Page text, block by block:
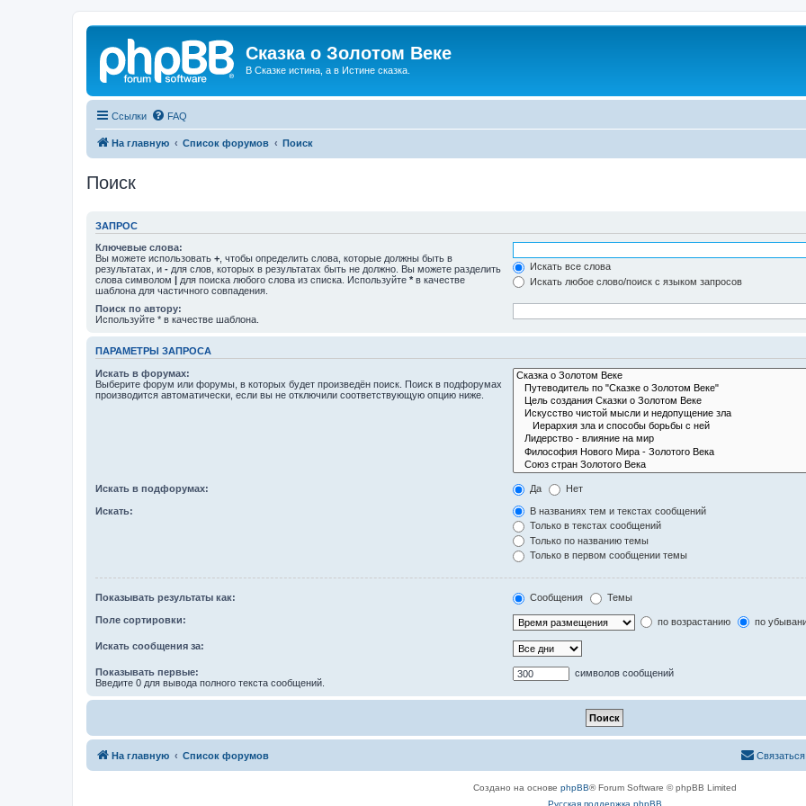
Сказка о Золотом Веке
В Сказке истина, а в Истине сказка.
Ссылки FAQ
На главную Список форумов Поиск
Поиск
ЗАПРОС
Ключевые слова:
Вы можете использовать + , чтобы определить слова, которые должны быть в
результатах, и - для слов, которых в результатах быть не должно. Вы можете разделить
слова символом | для поиска любого слова из списка. Используйте * в качестве
шаблона для частичного совпадения.
Искать все слова
Искать любое слово/поиск с языком запросов
Поиск по автору:
Используйте * в качестве шаблона.
ПАРАМЕТРЫ ЗАПРОСА
Искать в форумах:
Выберите форум или форумы, в которых будет произведён поиск. Поиск в подфорумах
производится автоматически, если вы не отключили соответствующую опцию ниже.
Искать в подфорумах: Да Нет
Искать:
В названиях тем и текстах сообщений
Только в текстах сообщений
Только по названию темы
Только в первом сообщении темы
Показывать результаты как: Сообщения Темы
Поле сортировки: по возрастанию по
Искать сообщения за:
Показывать первые:
Введите 0 для вывода полного текста сообщений.
символов сообщений
На главную Список форумов
Создано на основе phpBB® Forum Software © phpBB Limited
Русская поддержка phpBB